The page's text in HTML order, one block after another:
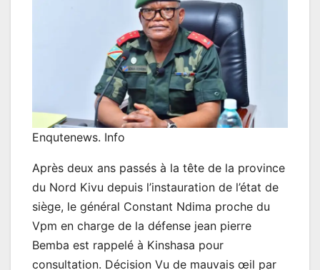
Enqutenews. Info
Après deux ans passés à la tête de la province
du Nord Kivu depuis l’instauration de l’état de
siège, le général Constant Ndima proche du
Vpm en charge de la défense jean pierre
Bemba est rappelé à Kinshasa pour
consultation. Décision Vu de mauvais œil par